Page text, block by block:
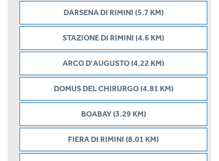
DARSENA DI RIMINI (5.7 KM)
STAZIONE DI RIMINI (4.6 KM)
ARCO D'AUGUSTO (4.22 KM)
DOMUS DEL CHIRURGO (4.81 KM)
BOABAY (3.29 KM)
FIERA DI RIMINI (8.01 KM)